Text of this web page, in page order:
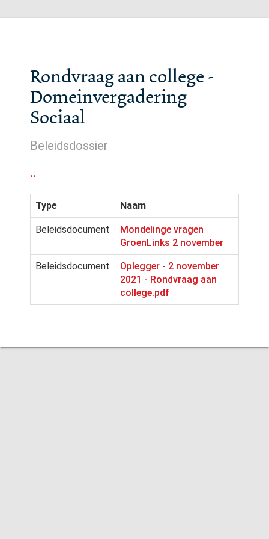
Rondvraag aan college -
Domeinvergadering
Sociaal
Beleidsdossier
..
Type Naam
Beleidsdocument
Mondelinge vragen
GroenLinks 2 november
Beleidsdocument
Oplegger - 2 november
2021 - Rondvraag aan
college.pdf